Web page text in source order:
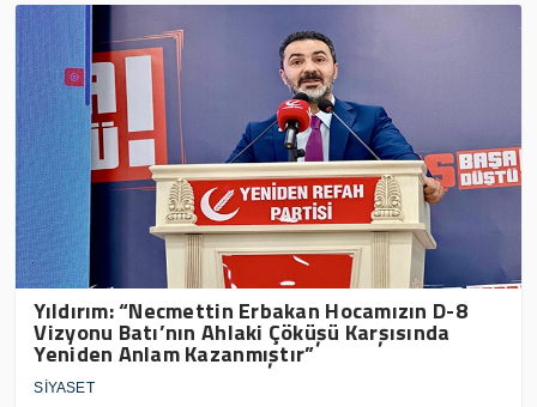
Yıldırım: “Necmettin Erbakan Hocamızın D-8
Vizyonu Batı’nın Ahlaki Çöküşü Karşısında
Yeniden Anlam Kazanmıştır”
SİYASET